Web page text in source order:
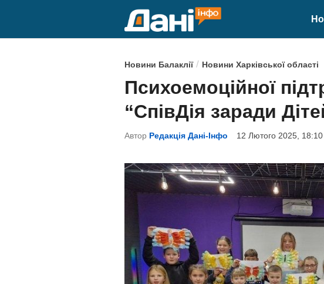
P
o
s
t
i
Новини Балаклії/ Новини Харківської області
Психоемоційної
“СпівДія заради
Автор Редакція Дані-Інфо 12 Лютого 2025, 18:10